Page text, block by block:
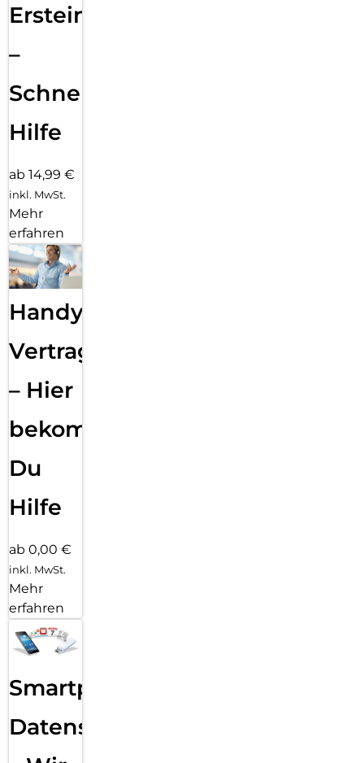
Ersteinrichtung
–
Schnelle
Hilfe
ab 14,99 €
inkl. MwSt.
Mehr
erfahren
Handy
Vertragsabwicklung
– Hier
bekommst
Du
Hilfe
ab 0,00 €
inkl. MwSt.
Mehr
erfahren
Smartphone
Datensicherung